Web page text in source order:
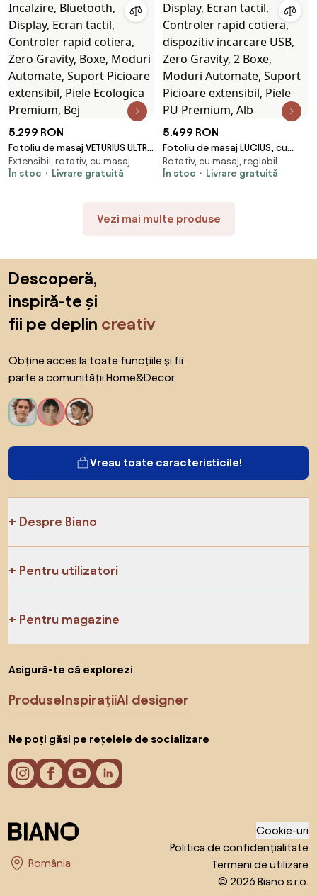
5.299 RON
Fotoliu de masaj VETURIUS ULTRA
PRO, Incalzire, Bluetooth,
Display, Ecran tactil, Controler
Suport Picioare extensibil, Piele
Extensibil, rotativ, cu masaj
În stoc
Livrare gratuită
5.499 RON
Fotoliu de masaj LUCIUS, cu
Incalzire, Bluetooth, Display,
Ecran tactil, Controler rapid
Moduri Automate, Suport
Rotativ, cu masaj, reglabil
În stoc
Livrare gratuită
Vezi mai multe produse
Descoperă,
inspiră-te și
fii pe deplin creativ
Obține acces la toate funcțiile și fii
parte a comunității Home&Decor.
Vreau toate caracteristicile!
Despre Biano
Pentru utilizatori
Pentru magazine
Asigură-te că explorezi
ProduseInspirațiiAI designer
Ne poți găsi pe rețelele de socializare
Alege țara
Cookie-uri
Politica de confidențialitate
Termeni de utilizare
© 2026 Biano s.r.o.